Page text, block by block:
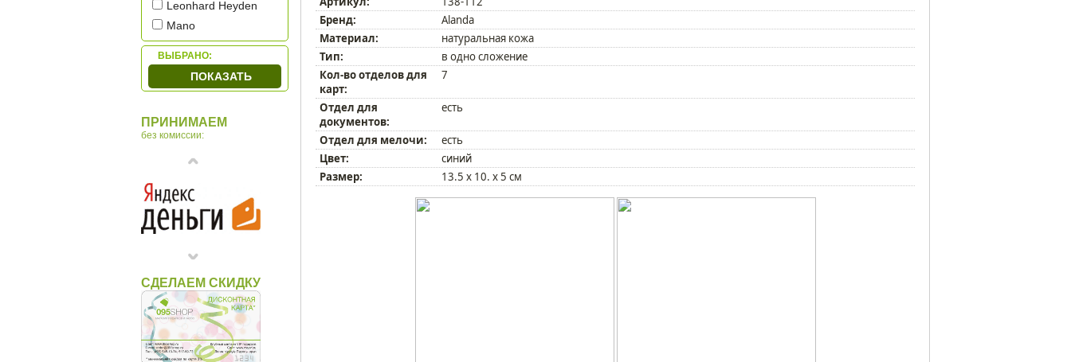
Leonhard Heyden
Mano
Narvin by Vasheron
Petek
Sergio Belotti
Tuscany Leather
Макей
ВЫБРАНО:
ПОКАЗАТЬ
ПРИНИМАЕМ
без комиссии:
СДЕЛАЕМ СКИДКУ
Бренд:
Alanda
Материал:
натуральная кожа
Тип:
в одно сложение
Кол-во отделов для
карт:
7
Отдел для
документов:
есть
Отдел для мелочи:
есть
Цвет:
синий
Размер:
13.5 x 10. x 5 см